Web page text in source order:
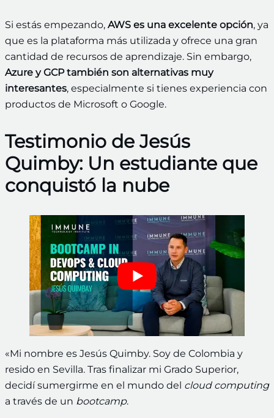
Si estás empezando, AWS es una excelente opción, ya
que es la plataforma más utilizada y ofrece una gran
cantidad de recursos de aprendizaje. Sin embargo,
Azure y GCP también son alternativas muy
interesantes, especialmente si tienes experiencia con
productos de Microsoft o Google.
Testimonio de Jesús
Quimby: Un estudiante que
conquistó la nube
«Mi nombre es Jesús Quimby. Soy de Colombia y
resido en Sevilla. Tras finalizar mi Grado Superior,
decidí sumergirme en el mundo del cloud computing
a través de un bootcamp.